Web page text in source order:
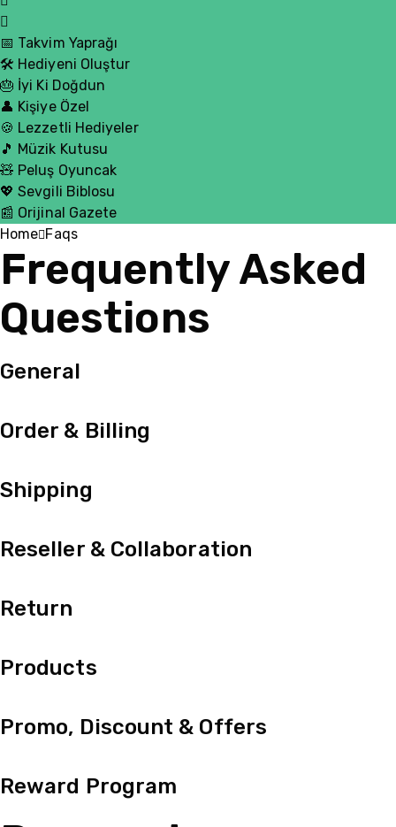
📅 Takvim Yaprağı
🛠️ Hediyeni Oluştur
🎂 İyi Ki Doğdun
👤 Kişiye Özel
🍪 Lezzetli Hediyeler
🎵 Müzik Kutusu
🧸 Peluş Oyuncak
💖 Sevgili Biblosu
📰 Orijinal Gazete
Home Faqs
Frequently Asked
Questions
General
Order & Billing
Shipping
Reseller & Collaboration
Return
Products
Promo, Discount & Offers
Reward Program